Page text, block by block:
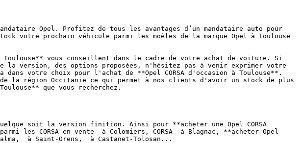
Opel. Profitez de tous les avantages d’un mandataire auto pour
votre prochain véhicule parmi les moèles de la marque Opel à Toulouse
Toulouse** vous conseillent dans le cadre de votre achat de voiture. Si
la version, des options proposées, n'hésitez pas à venir exprimer votre
dans votre choix pour l'achat de **Opel CORSA d'occasion à Toulouse**.
de la région Occitanie ce qui permet à nos clients d'avoir un stock de plus
que vous recherchez.
soit la version finition. Ainsi pour **acheter une Opel CORSA
les CORSA en vente  à Colomiers, CORSA  à Blagnac, **acheter Opel
à Saint-Orens,  à Castanet-Tolosan...